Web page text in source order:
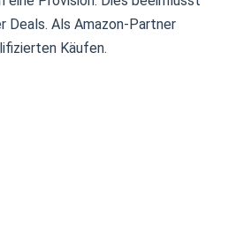
Deals. Als Amazon-Partner
Käufen.